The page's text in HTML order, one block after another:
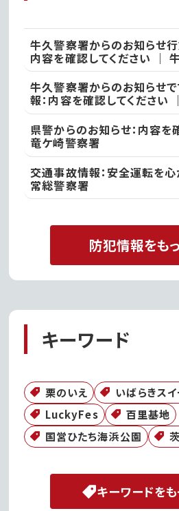
牛久警察署からのお知らせ
内容を確認してください ｜
牛久警察署からのお知らせ
報：内容を確認してください
県警からのお知らせ：内容を
竜ケ崎警察署
交通事故情報：安全運転を心
常総警察署
防犯情報をも
キーワード
栗のいえ
いばらきス
LuckyFes
百里基地
国営ひたち海浜公園
キーワードを